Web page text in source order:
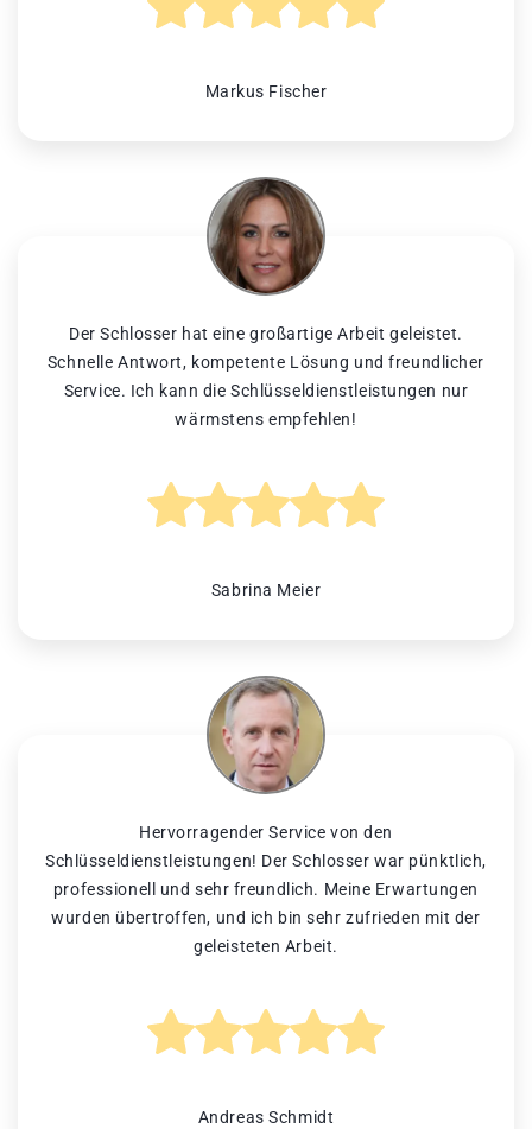
Markus Fischer
Der Schlosser hat eine großartige Arbeit geleistet.
Schnelle Antwort, kompetente Lösung und freundlicher
Service. Ich kann die Schlüsseldienstleistungen nur
wärmstens empfehlen!
Sabrina Meier
Hervorragender Service von den
Schlüsseldienstleistungen! Der Schlosser war pünktlich,
professionell und sehr freundlich. Meine Erwartungen
wurden übertroffen, und ich bin sehr zufrieden mit der
geleisteten Arbeit.
Andreas Schmidt